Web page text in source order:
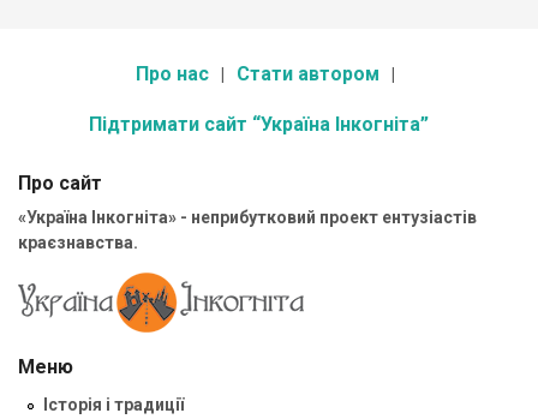
Про нас Стати автором
Підтримати сайт “Україна Інкогніта”
Про сайт
«Україна Інкогніта» - неприбутковий проект ентузіастів
краєзнавства.
Меню
Історія і традиції